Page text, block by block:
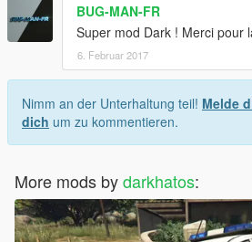
BUG-MAN-FR
Super mod Dark ! Merci pour
6. Februar 2017
Nimm an der Unterhaltung teil! Melde
dich um zu kommentieren.
More mods bydarkhatos: